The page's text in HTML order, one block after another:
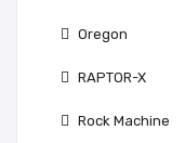
Oregon
RAPTOR-X
Rock Machine